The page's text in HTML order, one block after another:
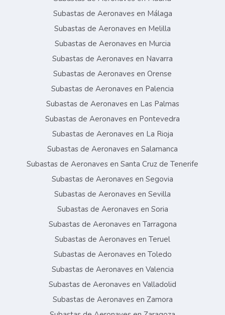
Subastas de Aeronaves en Málaga
Subastas de Aeronaves en Melilla
Subastas de Aeronaves en Murcia
Subastas de Aeronaves en Navarra
Subastas de Aeronaves en Orense
Subastas de Aeronaves en Palencia
Subastas de Aeronaves en Las Palmas
Subastas de Aeronaves en Pontevedra
Subastas de Aeronaves en La Rioja
Subastas de Aeronaves en Salamanca
Subastas de Aeronaves en Santa Cruz de Tenerife
Subastas de Aeronaves en Segovia
Subastas de Aeronaves en Sevilla
Subastas de Aeronaves en Soria
Subastas de Aeronaves en Tarragona
Subastas de Aeronaves en Teruel
Subastas de Aeronaves en Toledo
Subastas de Aeronaves en Valencia
Subastas de Aeronaves en Valladolid
Subastas de Aeronaves en Zamora